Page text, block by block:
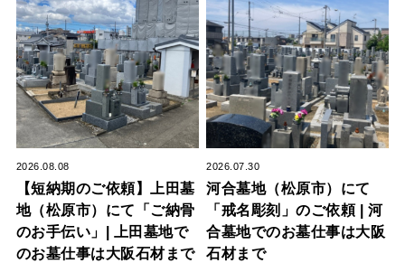
2026.08.08
【短納期のご依頼】上田墓
地（松原市）にて「ご納骨
のお手伝い」| 上田墓地で
のお墓仕事は大阪石材まで
2026.07.30
河合墓地（松原市）にて
「戒名彫刻」のご依頼 | 河
合墓地でのお墓仕事は大阪
石材まで